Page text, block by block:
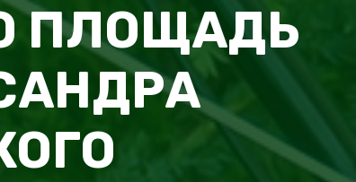
ПЛОЩАДЬ